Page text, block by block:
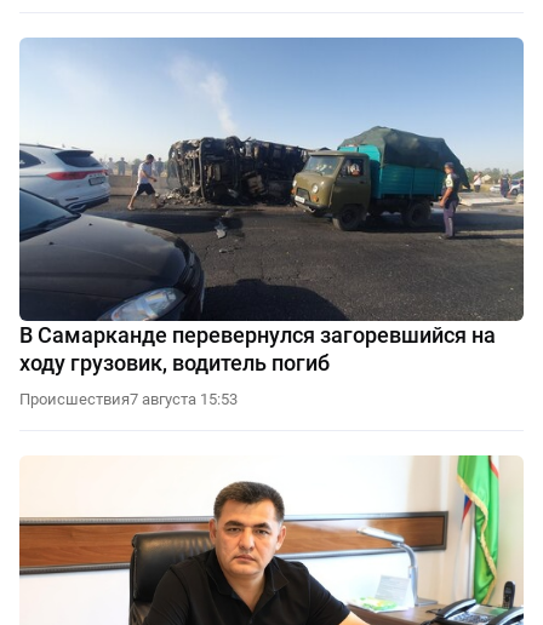
В Самарканде перевернулся загоревшийся на
ходу грузовик, водитель погиб
Происшествия7 августа 15:53